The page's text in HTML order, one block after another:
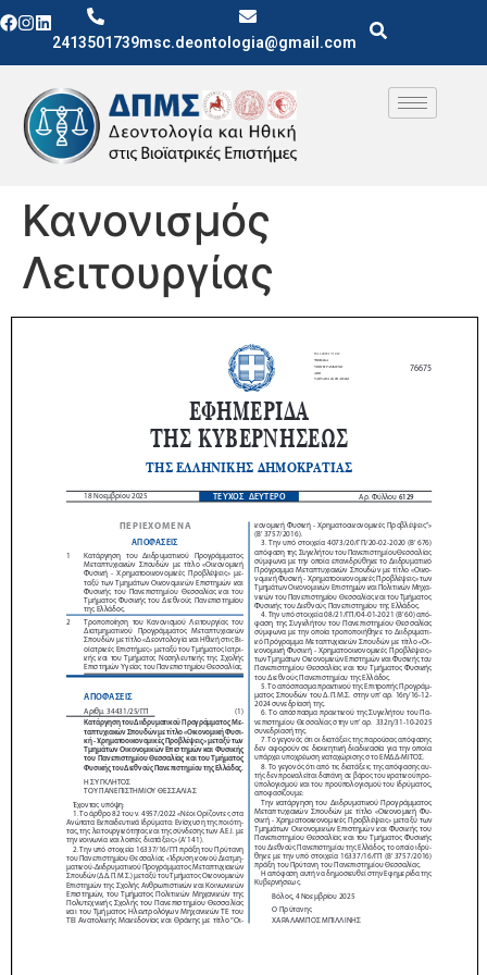
2413501739msc.deontologia@gmail.com
Κανονισμός
Λειτουργίας